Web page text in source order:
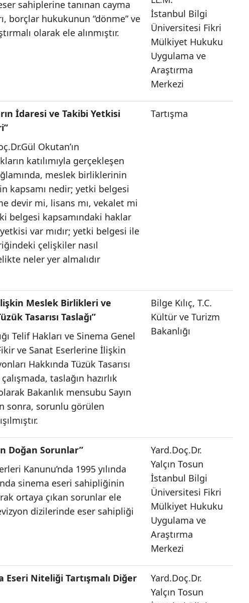
sahiplerine tanınan cayma
borçlar hukukunun “dönme” ve
olarak ele alınmıştır.
İstanbul Bilgi
Üniversitesi Fikri
Mülkiyet Hukuku
Uygulama ve
Araştırma
Merkezi
İdaresi ve Takibi Yetkisi
Okutan’ın
katılımıyla gerçekleşen
meslek birliklerinin
kapsamı nedir; yetki belgesi
devir mi, lisans mı, vekalet mi
belgesi kapsamındaki haklar
var mıdır; yetki belgesi ile
çelişkiler nasıl
neler yer almalıdır
Tartışma
Meslek Birlikleri ve
Tasarısı Taslağı”
Telif Hakları ve Sinema Genel
ve Sanat Eserlerine İlişkin
Hakkında Tüzük Tasarısı
taslağın hazırlık
Bakanlık mensubu Sayın
sonra, sorunlu görülen
Bilge Kılıç, T.C.
Kültür ve Turizm
Bakanlığı
Doğan Sorunlar”
Kanunu’nda 1995 yılında
sinema eseri sahipliğinin
ortaya çıkan sorunlar ele
dizilerinde eser sahipliği
Yard.Doç.Dr.
Yalçın Tosun
İstanbul Bilgi
Üniversitesi Fikri
Mülkiyet Hukuku
Uygulama ve
Araştırma
Merkezi
Eseri Niteliği Tartışmalı Diğer
Yard.Doç.Dr.
Yalçın Tosun